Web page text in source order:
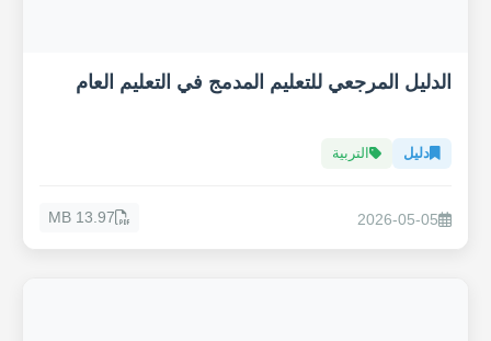
الدليل المرجعي للتعليم المدمج في التعليم العام
دليل التربية
2026-05-05
13.97 MB